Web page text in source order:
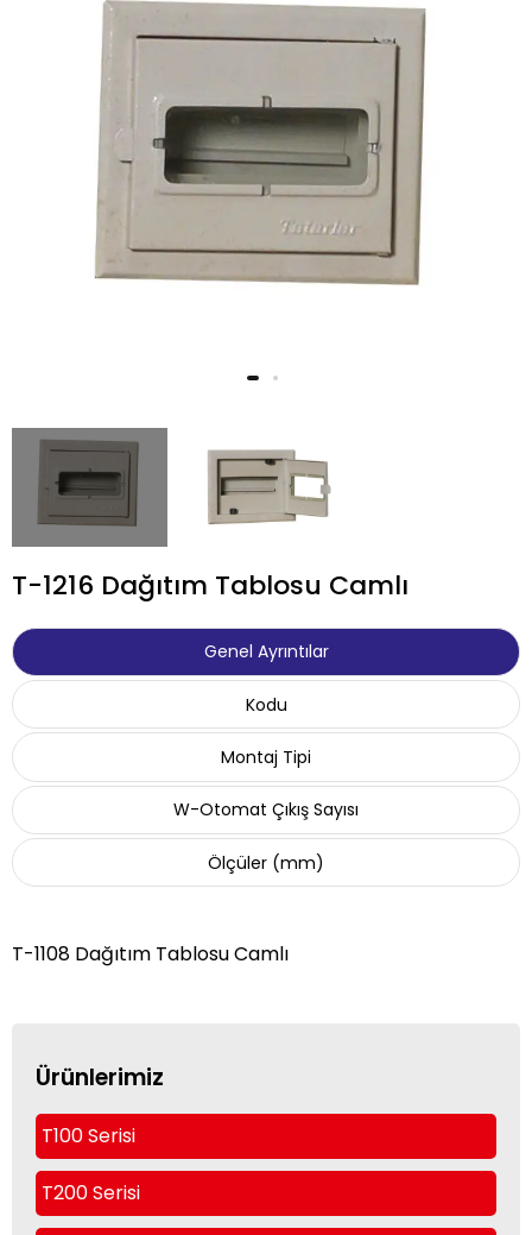
Ürünlerimiz
T100 Serisi
T200 Serisi
T-1216 Dağıtım Tablosu Camlı
Genel Ayrıntılar
Kodu
Montaj Tipi
W-Otomat Çıkış Sayısı
Ölçüler (mm)
T-1108 Dağıtım Tablosu Camlı